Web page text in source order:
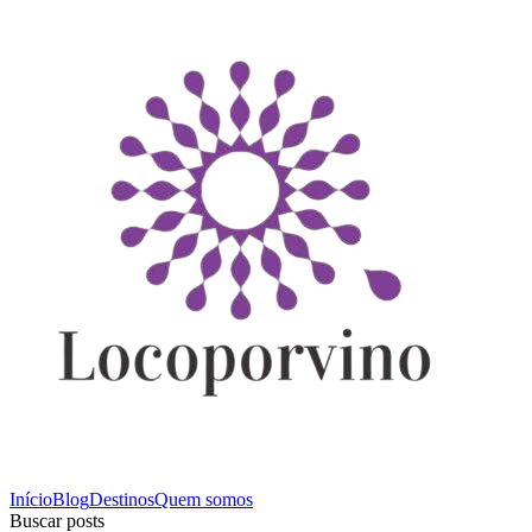
InícioBlogDestinosQuem somos
Buscar posts